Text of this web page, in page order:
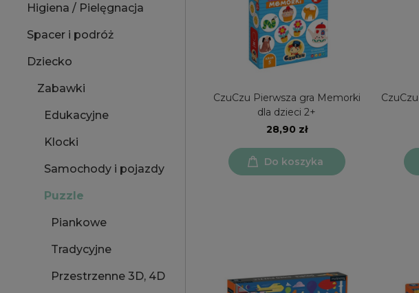
Higiena / Pielęgnacja
Spacer i podróż
Dziecko
Zabawki
Edukacyjne
Klocki
Samochody i pojazdy
Puzzle
Piankowe
Tradycyjne
Przestrzenne 3D, 4D
CzuCzu Pierwsza gra Memorki
dla dzieci 2+
28,90 zł
Do koszyka